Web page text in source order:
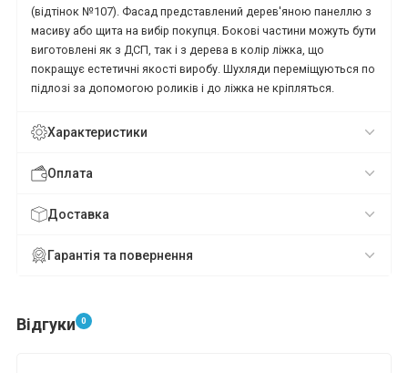
(відтінок №107). Фасад представлений дерев'яною панеллю з
масиву або щита на вибір покупця. Бокові частини можуть бути
виготовлені як з ДСП, так і з дерева в колір ліжка, що
покращує естетичні якості виробу. Шухляди переміщуються по
підлозі за допомогою роликів і до ліжка не кріпляться.
Характеристики
Оплата
Доставка
Гарантія та повернення
Відгуки 0